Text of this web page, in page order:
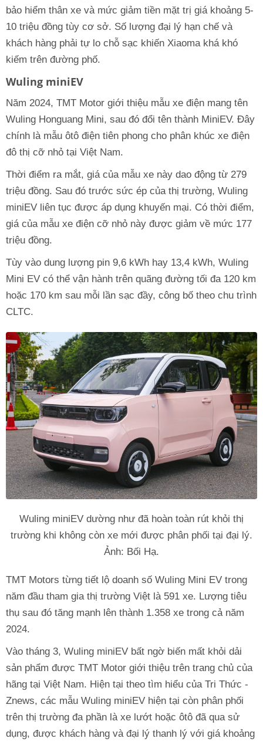
bảo hiểm thân xe và mức giảm tiền mặt trị giá khoảng 5-
10 triệu đồng tùy cơ sở. Số lượng đại lý hạn chế và
khách hàng phải tự lo chỗ sạc khiến Xiaoma khá khó
kiếm trên đường phố.
Wuling miniEV
Năm 2024, TMT Motor giới thiệu mẫu xe điện mang tên
Wuling Honguang Mini, sau đó đổi tên thành MiniEV. Đây
chính là mẫu ôtô điện tiên phong cho phân khúc xe điện
đô thị cỡ nhỏ tại Việt Nam.
Thời điểm ra mắt, giá của mẫu xe này dao động từ 279
triệu đồng. Sau đó trước sức ép của thị trường, Wuling
miniEV liên tục được áp dụng khuyến mại. Có thời điểm,
giá của mẫu xe điện cỡ nhỏ này được giảm về mức 177
triệu đồng.
Tùy vào dung lượng pin 9,6 kWh hay 13,4 kWh, Wuling
Mini EV có thể vận hành trên quãng đường tối đa 120 km
hoặc 170 km sau mỗi lần sạc đầy, công bố theo chu trình
CLTC.
Wuling miniEV dường như đã hoàn toàn rút khỏi thị
trường khi không còn xe mới được phân phối tại đại lý.
Ảnh: Bối Hạ.
TMT Motors từng tiết lộ doanh số Wuling Mini EV trong
năm đầu tham gia thị trường Việt là 591 xe. Lượng tiêu
thụ sau đó tăng mạnh lên thành 1.358 xe trong cả năm
2024.
Vào tháng 3, Wuling miniEV bất ngờ biến mất khỏi dải
sản phẩm được TMT Motor giới thiệu trên trang chủ của
hãng tại Việt Nam. Hiện tại theo tìm hiểu của Tri Thức -
Znews, các mẫu Wuling miniEV hiện tại còn phân phối
trên thị trường đa phần là xe lướt hoặc ôtô đã qua sử
dụng, được khách hàng và đại lý thanh lý với giá khoảng